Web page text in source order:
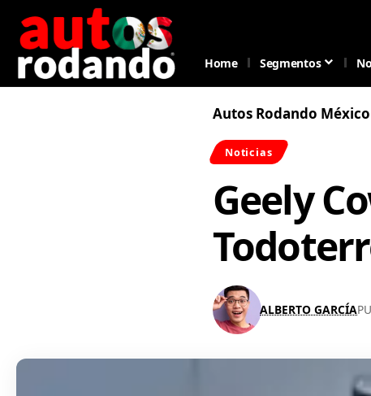
Home Segmentos
Autos Rodando México
Noticias
Geely
ALBERTO GARCÍA